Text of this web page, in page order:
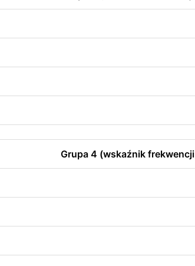
Grupa 4 (wskaźnik